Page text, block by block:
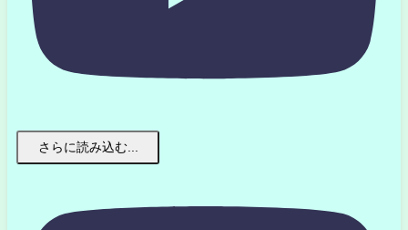
さらに読み込む...